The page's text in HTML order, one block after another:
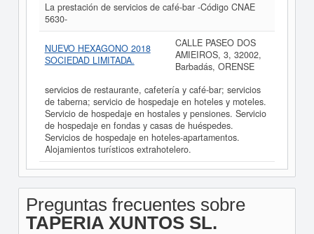
La prestación de servicios de café-bar -Código CNAE
5630-
NUEVO HEXAGONO 2018
SOCIEDAD LIMITADA.
CALLE PASEO DOS
AMIEIROS, 3, 32002,
Barbadás, ORENSE
servicios de restaurante, cafetería y café-bar; servicios
de taberna; servicio de hospedaje en hoteles y moteles.
Servicio de hospedaje en hostales y pensiones. Servicio
de hospedaje en fondas y casas de huéspedes.
Servicios de hospedaje en hoteles-apartamentos.
Alojamientos turísticos extrahotelero.
Preguntas frecuentes sobre
TAPERIA XUNTOS SL.